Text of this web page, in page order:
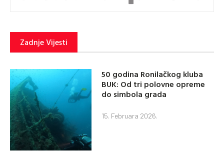
Zadnje Vijesti
50 godina Ronilačkog kluba
BUK: Od tri polovne opreme
do simbola grada
15. Februara 2026.